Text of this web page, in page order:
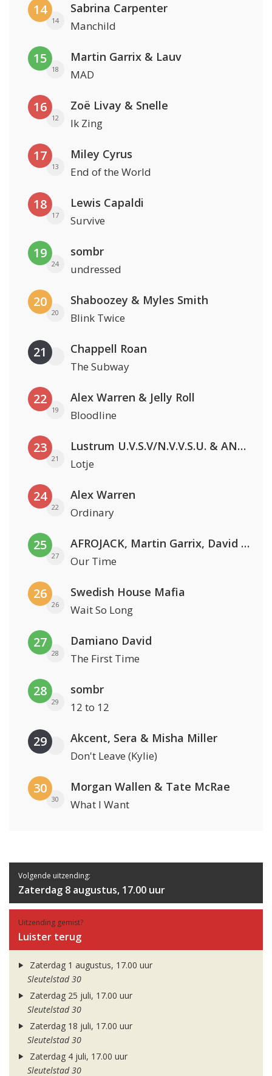
14
14
Sabrina Carpenter
Manchild
15
18
Martin Garrix & Lauv
MAD
16
12
Zoë Livay & Snelle
Ik Zing
17
13
Miley Cyrus
End of the World
18
17
Lewis Capaldi
Survive
19
24
sombr
undressed
20
20
Shaboozey & Myles Smith
Blink Twice
21 Chappell Roan
The Subway
22
19
Alex Warren & Jelly Roll
Bloodline
23
21
Lustrum U.V.S.V/N.V.V.S.U. & ANNO ONS & Jopke van Dobbenburgh & Roeland Beelen
Lotje
24
22
Alex Warren
Ordinary
25
27
AFROJACK, Martin Garrix, David Guetta & Amél
Our Time
26
26
Swedish House Mafia
Wait So Long
27
28
Damiano David
The First Time
28
29
sombr
12 to 12
29 Akcent, Sera & Misha Miller
Don't Leave (Kylie)
30
30
Morgan Wallen & Tate McRae
What I Want
Volgende uitzending:
Zaterdag 8 augustus, 17.00 uur
Uitzending gemist?
Luister terug
Zaterdag 1 augustus, 17.00 uur
Sleutelstad 30
Zaterdag 25 juli, 17.00 uur
Sleutelstad 30
Zaterdag 18 juli, 17.00 uur
Sleutelstad 30
Zaterdag 4 juli, 17.00 uur
Sleutelstad 30